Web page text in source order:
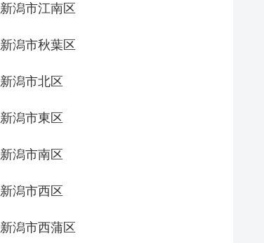
新潟市江南区
新潟市秋葉区
新潟市北区
新潟市東区
新潟市南区
新潟市西区
新潟市西蒲区